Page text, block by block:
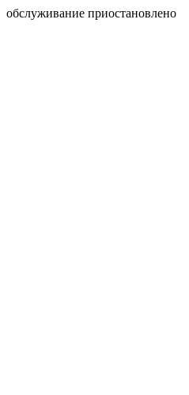
обслуживание приостановлено